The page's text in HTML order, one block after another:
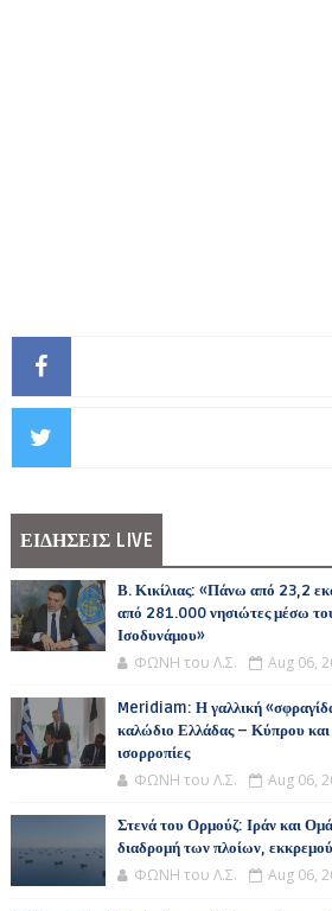
ΕΙΔΗΣΕΙΣ LIVE
Β. Κικίλιας: «Πάνω από 23,2
από 281.000 νησιώτες μέσω
Ισοδυνάμου»
ΦΩΝΗ του Λ.Σ. Aug 06,
Meridiam: Η γαλλική
καλώδιο Ελλάδας – Κύπρου και
ισορροπίες
ΦΩΝΗ του Λ.Σ. Aug 06,
Στενά του Ορμούζ: Ιράν και
διαδρομή των πλοίων,
ΦΩΝΗ του Λ.Σ. Aug 06,